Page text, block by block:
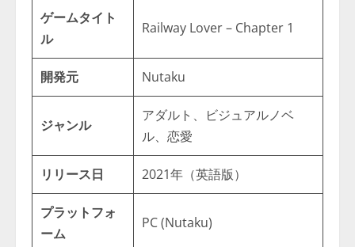
ゲームタイト
ル
Railway Lover – Chapter 1
開発元 Nutaku
ジャンル
アダルト、ビジュアルノベ
ル、恋愛
リリース日 2021年（英語版）
プラットフォ
ーム
PC (Nutaku)